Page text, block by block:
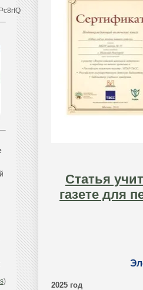
)
Статья
газете для
2025 год